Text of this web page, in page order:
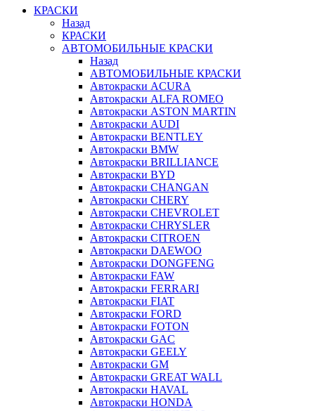
КРАСКИ
Назад
КРАСКИ
АВТОМОБИЛЬНЫЕ КРАСКИ
Назад
АВТОМОБИЛЬНЫЕ КРАСКИ
Автокраски ACURA
Автокраски ALFA ROMEO
Автокраски ASTON MARTIN
Автокраски AUDI
Автокраски BENTLEY
Автокраски BMW
Автокраски BRILLIANCE
Автокраски BYD
Автокраски CHANGAN
Автокраски CHERY
Автокраски CHEVROLET
Автокраски CHRYSLER
Автокраски CITROEN
Автокраски DAEWOO
Автокраски DONGFENG
Автокраски FAW
Автокраски FERRARI
Автокраски FIAT
Автокраски FORD
Автокраски FOTON
Автокраски GAC
Автокраски GEELY
Автокраски GM
Автокраски GREAT WALL
Автокраски HAVAL
Автокраски HONDA